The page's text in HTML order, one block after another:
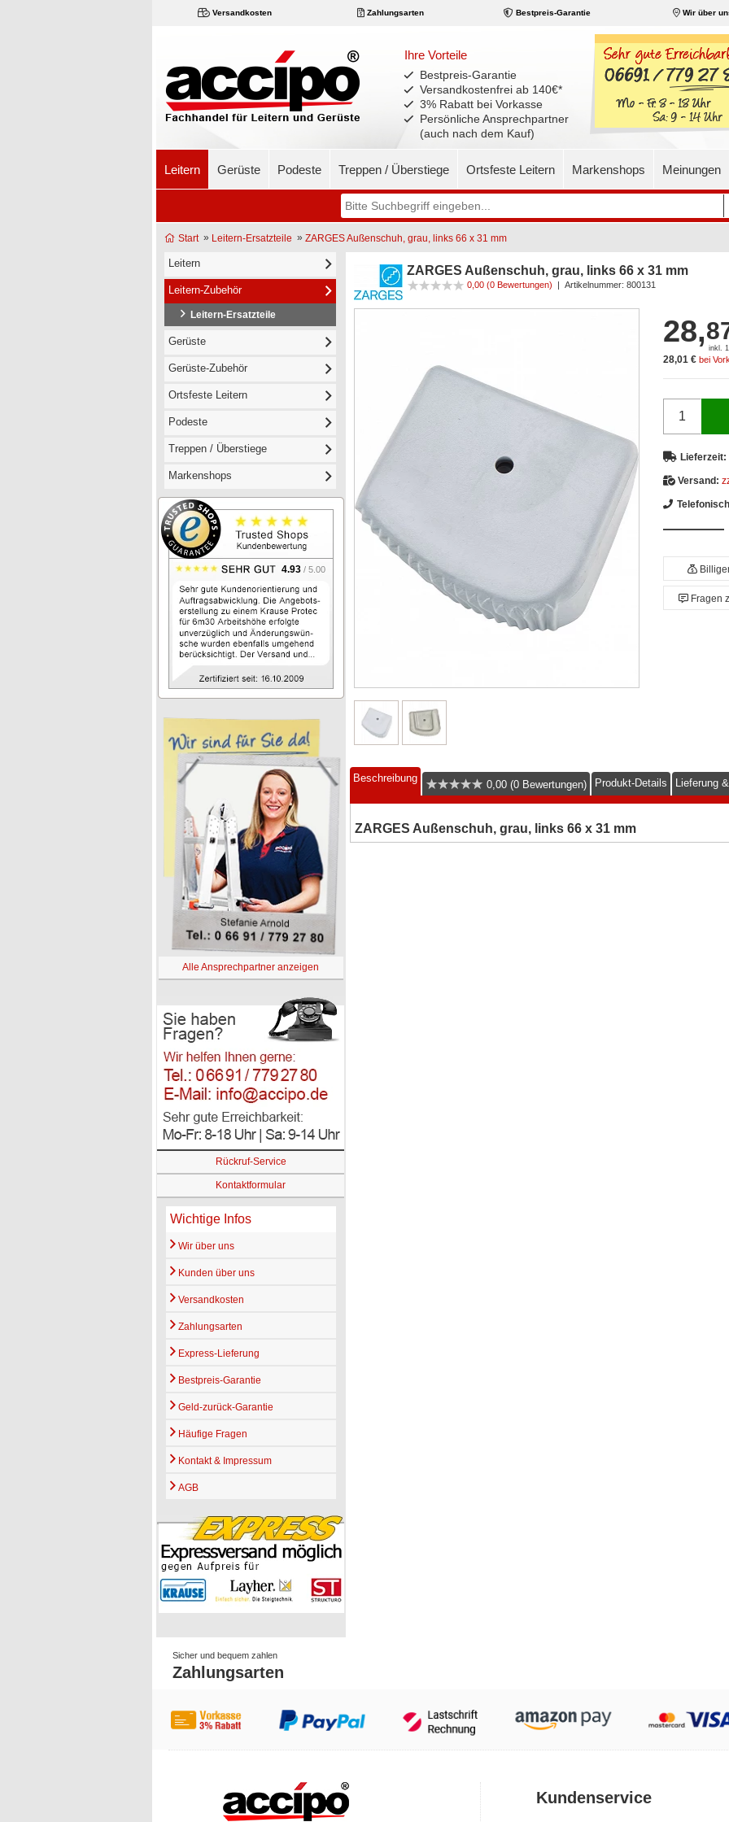
Versandkosten Zahlungsarten Bestpreis-Garantie Wir über
Ihre Vorteile
Bestpreis-Garantie
Versandkostenfrei ab 140€*
3% Rabatt bei Vorkasse
Persönliche Ansprechpartner
(auch nach dem Kauf)
Leitern Gerüste Podeste Treppen / Überstiege Ortsfeste Leitern Markenshops Meinungen
Start» Leitern-Ersatzteile » ZARGES Außenschuh, grau, links 66 x 31 mm
Leitern
Leitern-Zubehör
Leitern-Ersatzteile
Gerüste
Gerüste-Zubehör
Ortsfeste Leitern
Podeste
Treppen / Überstiege
Markenshops
4.93 / 5.00
Alle Ansprechpartner anzeigen
Rückruf-Service
Kontaktformular
Wichtige Infos
Wir über uns
Kunden über uns
Versandkosten
Zahlungsarten
Express-Lieferung
Bestpreis-Garantie
Geld-zurück-Garantie
Häufige Fragen
Kontakt & Impressum
AGB
ZARGES Außenschuh, grau, links 66 x 31 mm
0,00 (0 Bewertungen) | Artikelnummer: 800131
28, inkl.
28,01 € bei
Lieferzeit:
Versand:
Fragen
Beschreibung
0,00 (0 Bewertungen) Produkt-Details Lieferung
ZARGES Außenschuh, grau, links 66 x 31 mm
Sicher und bequem zahlen
Zahlungsarten
Kundenservice